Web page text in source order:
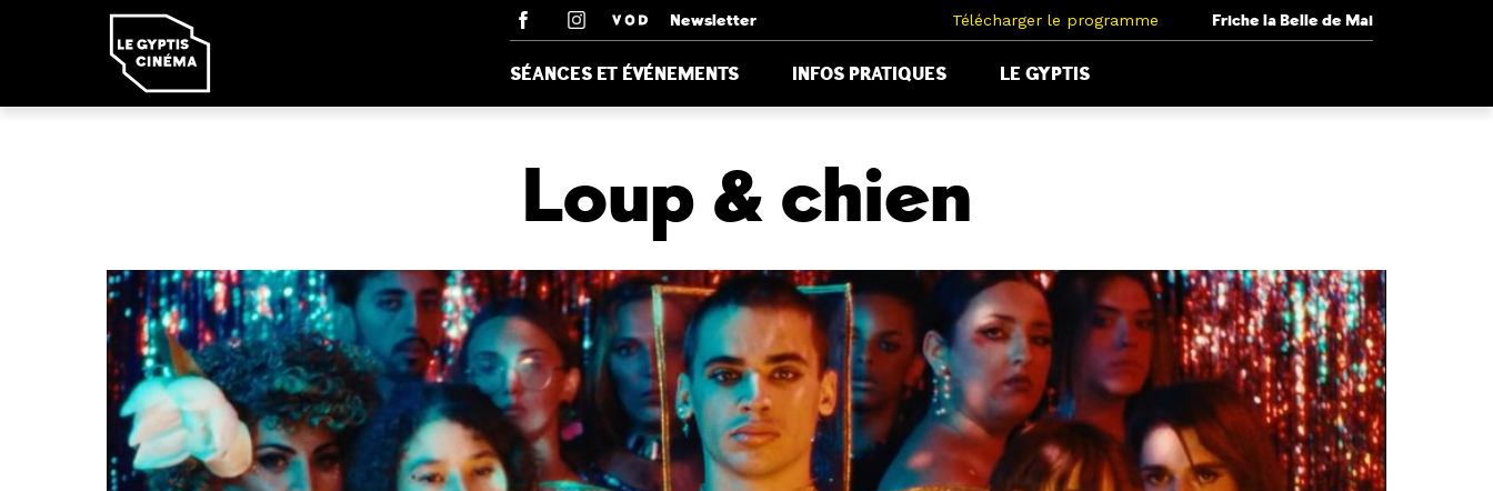
Newsletter Télécharger le programme Friche la Belle de Mai
SÉANCES ET ÉVÉNEMENTS INFOS PRATIQUES LE GYPTIS
Loup & chien
Panneau de gestion des cookies